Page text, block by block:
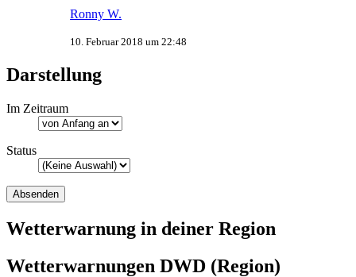
Ronny W.
10. Februar 2018 um 22:48
Darstellung
Im Zeitraum
Status
Wetterwarnung in deiner Region
Wetterwarnungen DWD (Region)